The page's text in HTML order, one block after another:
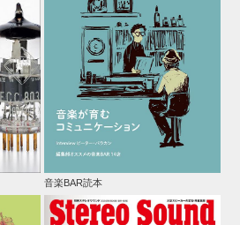
音楽BAR読本